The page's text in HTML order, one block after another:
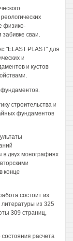
физико-
забивке сваи.
"ELAST PLAST" для
и
и кустов
строительства и
фундаментов
двух монографиях
конце
состоит из
литературы из 325
309 страниц,
расчета